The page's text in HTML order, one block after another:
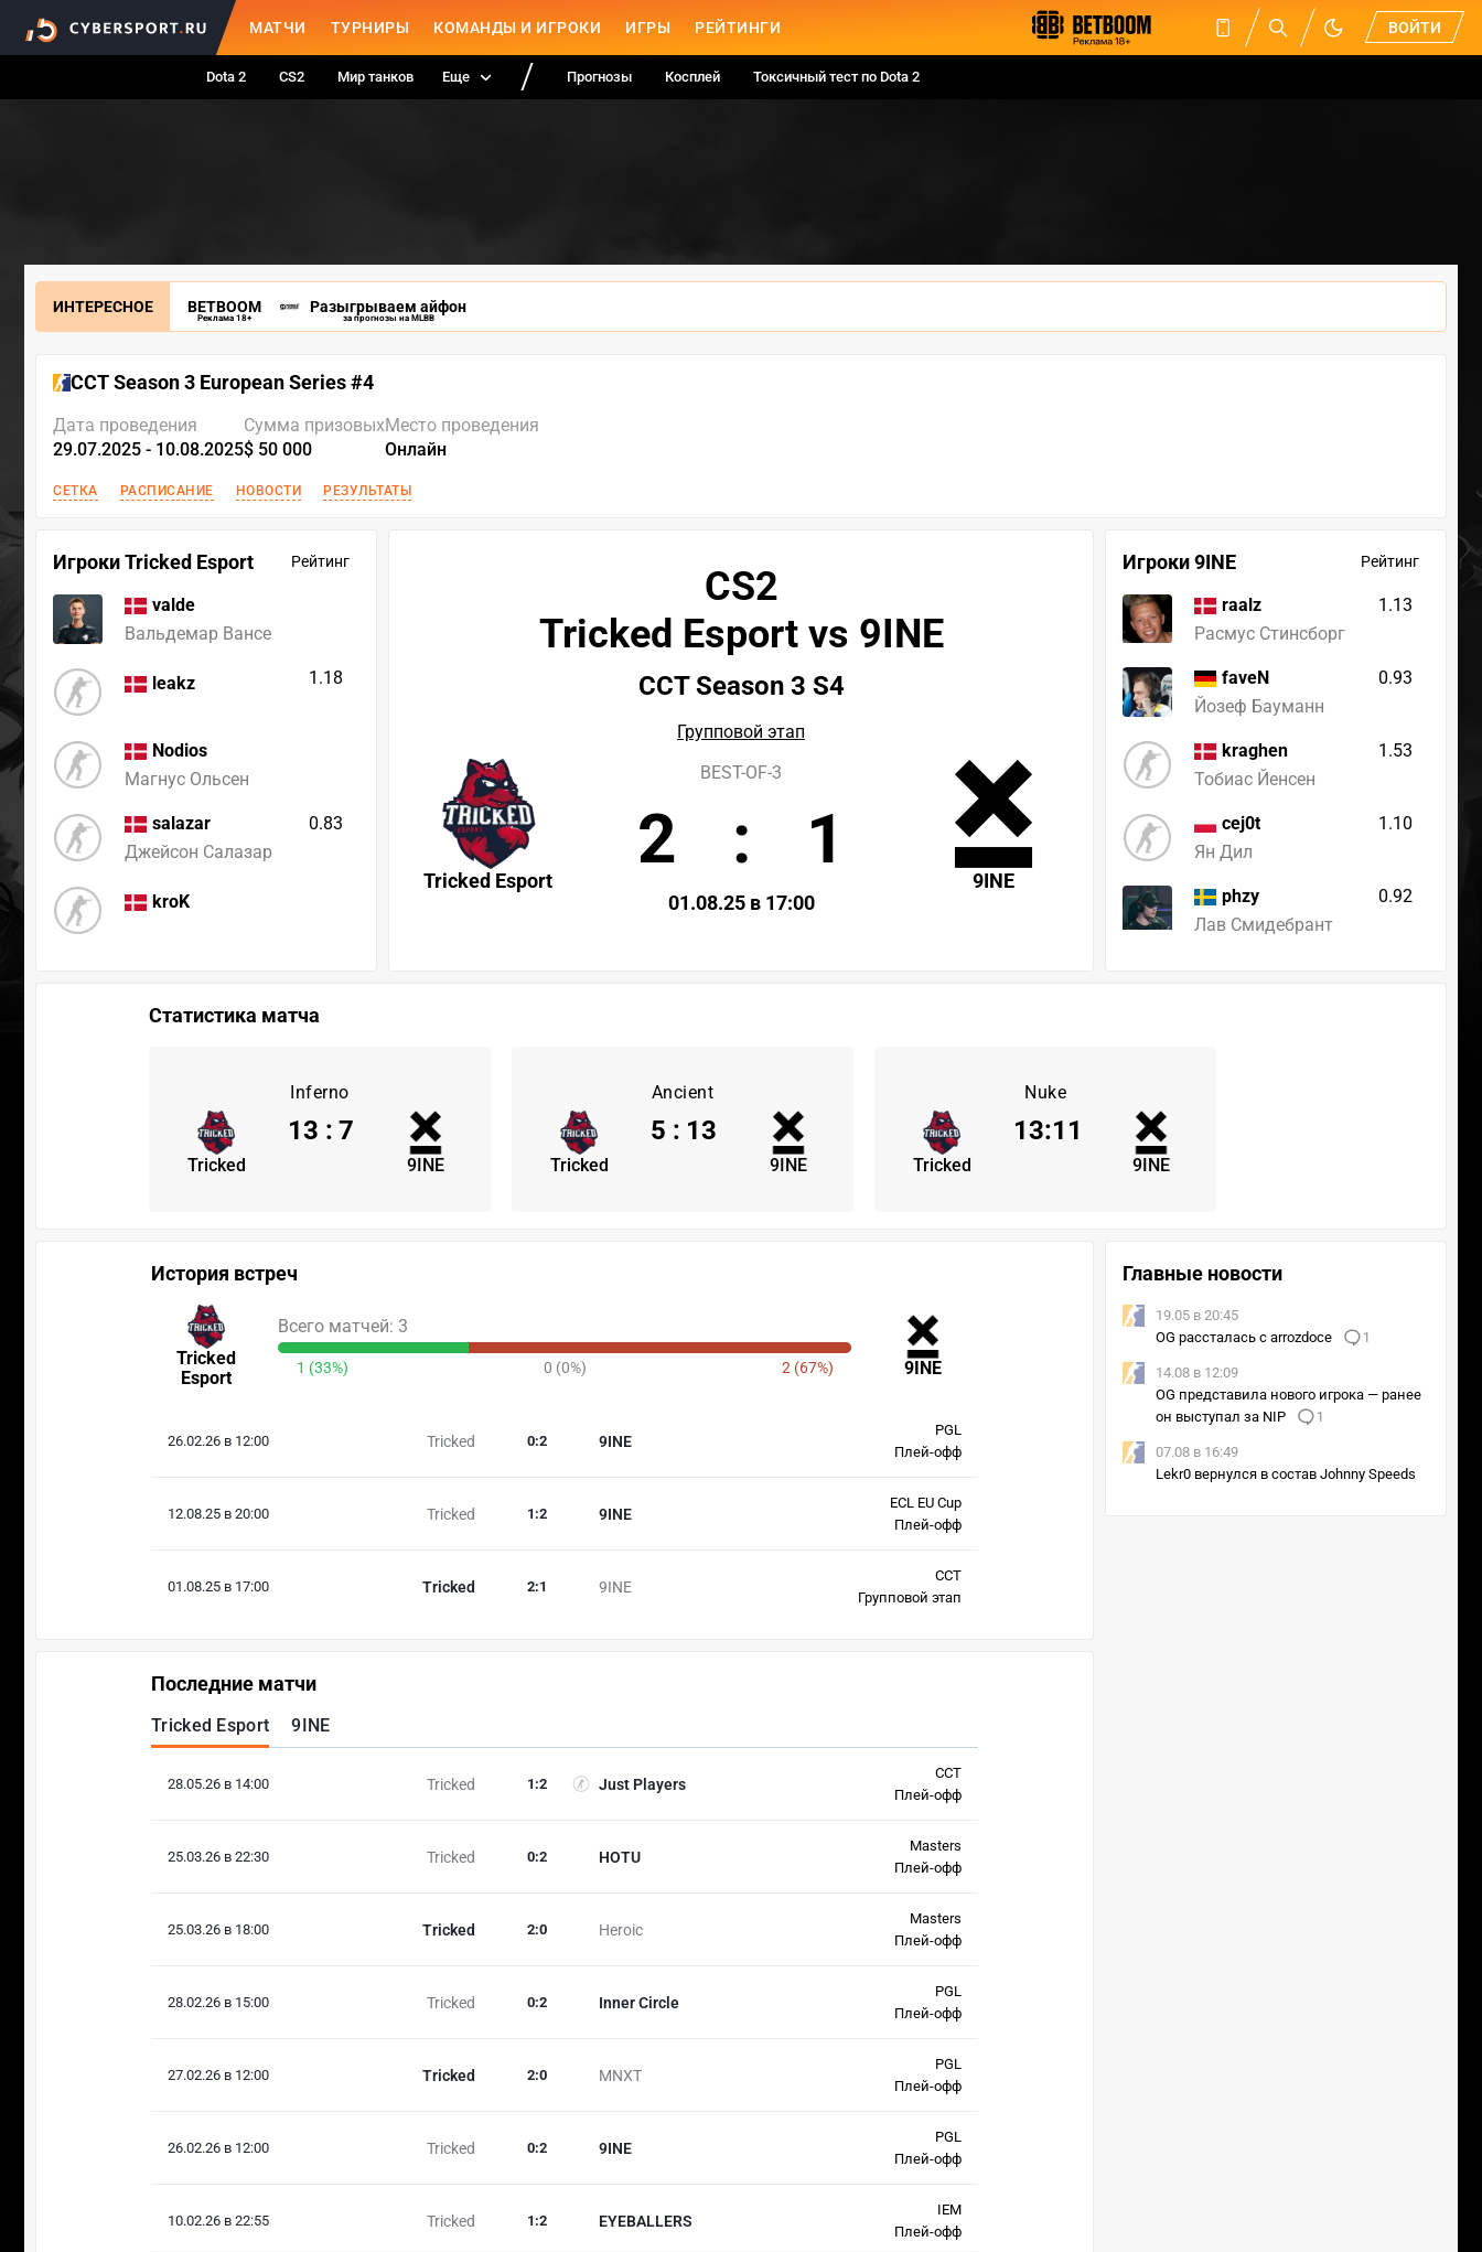
МАТЧИ ТУРНИРЫ КОМАНДЫ И ИГРОКИ ИГРЫ РЕЙТИНГИ ВОЙТИ
Dota 2 CS2 Мир танков Еще Прогнозы Косплей Токсичный тест по Dota 2
ИНТЕРЕСНОЕ BETBOOM
Реклама 18+
Разыгрываем айфон
за прогнозы на MLBB
CCT Season 3 European Series #4
Дата проведения
29.07.2025 - 10.08.2025
Сумма призовых
$ 50 000
Место проведения
Онлайн
СЕТКА РАСПИСАНИЕ НОВОСТИ РЕЗУЛЬТАТЫ
Игроки Tricked Esport Рейтинг
valde
Вальдемар Вансе
leakz 1.18
Nodios
Магнус Ольсен
salazar
Джейсон Салазар
0.83
kroK
Игроки 9INE Рейтинг
raalz
Расмус Стинсборг
1.13
faveN
Йозеф Бауманн
0.93
kraghen
Тобиас Йенсен
1.53
cej0t
Ян Дил
1.10
phzy
Лав Смидебрант
0.92
CS2
Tricked Esport vs 9INE
CCT Season 3 S4
Групповой этап
Tricked Esport 9INE
BEST-OF-3
2 : 1
01.08.25 в 17:00
Статистика матча
Inferno
Tricked 9INE
13 : 7
Ancient
Tricked 9INE
5 : 13
Nuke
Tricked 9INE
13:11
История встреч
Tricked
Esport
9INE
Всего матчей: 3
1 (33%) 0 (0%) 2 (67%)
26.02.26 в 12:00 Tricked 9INE
0:2
PGL
Плей-офф
12.08.25 в 20:00 Tricked 9INE
1 :2
ECL EU Cup
Плей-офф
01.08.25 в 17:00 Tricked 9INE
2:1
CCT
Групповой этап
Последние матчи
Tricked Esport 9INE
28.05.26 в 14:00 Tricked Just Players
1 :2
CCT
Плей-офф
25.03.26 в 22:30 Tricked HOTU
0:2
Masters
Плей-офф
25.03.26 в 18:00 Tricked Heroic
2:0
Masters
Плей-офф
28.02.26 в 15:00 Tricked Inner Circle
0:2
PGL
Плей-офф
27.02.26 в 12:00 Tricked MNXT
2:0
PGL
Плей-офф
26.02.26 в 12:00 Tricked 9INE
0:2
PGL
Плей-офф
10.02.26 в 22:55 Tricked EYEBALLERS
1 :2
IEM
Плей-офф
Главные новости
19.05 в 20:45
OG рассталась с arrozdoce
1
14.08 в 12:09
OG представила нового игрока — ранее
он выступал за NIP
1
07.08 в 16:49
Lekr0 вернулся в состав Johnny Speeds